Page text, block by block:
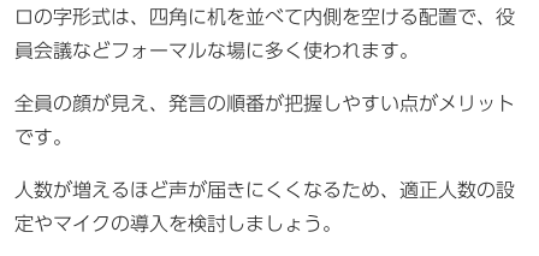
ロの字形式は、四角に机を並べて内側を空ける配置で、役
員会議などフォーマルな場に多く使われます。
全員の顔が見え、発言の順番が把握しやすい点がメリット
です。
人数が増えるほど声が届きにくくなるため、適正人数の設
定やマイクの導入を検討しましょう。